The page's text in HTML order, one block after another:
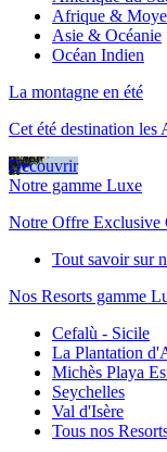
Afrique &
Asie & Océanie
Océan Indien
La montagne en été
Cet été destination les
Découvrir
Notre gamme Luxe
Notre Offre Exclusive
Tout savoir sur
Nos Resorts gamme
Cefalù - Sicile
La Plantation
Michès Playa
Seychelles
Val d'Isère
Tous nos